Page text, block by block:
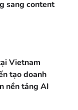
sang content
Vietnam
tạo doanh
nền tảng AI